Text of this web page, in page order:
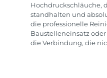
Hochdruckschläuche,
standhalten und
die professionelle
Baustelleneinsatz
die Verbindung, die